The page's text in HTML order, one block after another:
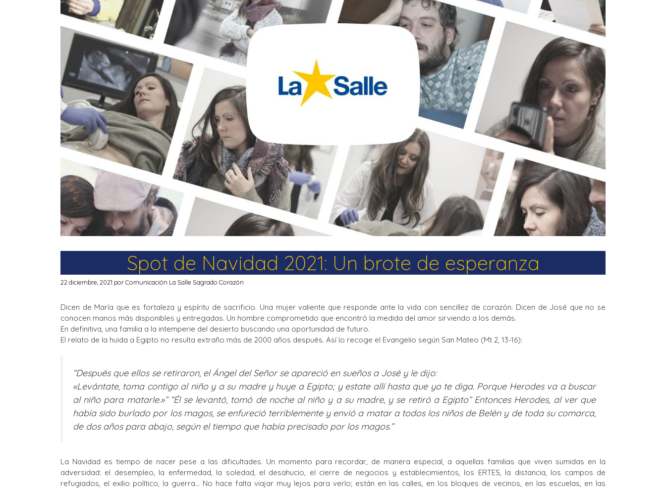
La Salle en el mundo
Vocación lasaliana
Spot de Navidad 2021: Un brote de esperanza
22 diciembre, 2021 porComunicación La Salle Sagrado Corazón
Dicen de María que es fortaleza y espíritu de sacrificio. Una mujer valiente que responde ante la vida con sencillez de corazón. Dicen de José que no se
conocen manos más disponibles y entregadas. Un hombre comprometido que encontró la medida del amor sirviendo a los demás.
En definitiva, una familia a la intemperie del desierto buscando una oportunidad de futuro.
El relato de la huida a Egipto no resulta extraño más de 2000 años después. Así lo recoge el Evangelio según San Mateo (Mt 2, 13-16):
“Después que ellos se retiraron, el Ángel del Señor se apareció en sueños a José y le dijo:
«Levántate, toma contigo al niño y a su madre y huye a Egipto; y estate allí hasta que yo te diga. Porque Herodes va a buscar
al niño para matarle.»” “Él se levantó, tomó de noche al niño y a su madre, y se retiró a Egipto” Entonces Herodes, al ver que
había sido burlado por los magos, se enfureció terriblemente y envió a matar a todos los niños de Belén y de toda su comarca,
de dos años para abajo, según el tiempo que había precisado por los magos.”
La Navidad es tiempo de nacer pese a las dificultades. Un momento para recordar, de manera especial, a aquellas familias que viven sumidas en la
adversidad: el desempleo, la enfermedad, la soledad, el desahucio, el cierre de negocios y establecimientos, los ERTES, la distancia, los campos de
refugiados, el exilio político, la guerra… No hace falta viajar muy lejos para verlo; están en las calles, en los bloques de vecinos, en las escuelas, en las